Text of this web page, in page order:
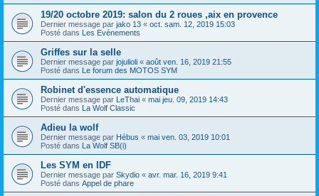
19/20 octobre 2019: salon du 2 roues ,aix en provence
Dernier message par jako 13 « oct. sam. 12, 2019 15:03
Posté dans Les Evénements
Griffes sur la selle
Dernier message par jojulioli « août ven. 16, 2019 21:55
Posté dans Le forum des MOTOS SYM
Robinet d'essence automatique
Dernier message par LeThai « mai jeu. 09, 2019 14:43
Posté dans La Wolf Classic
Adieu la wolf
Dernier message par Hébus « mai ven. 03, 2019 10:01
Posté dans La Wolf SB(i)
Les SYM en IDF
Dernier message par Skydio « avr. mar. 16, 2019 9:41
Posté dans Appel de phare